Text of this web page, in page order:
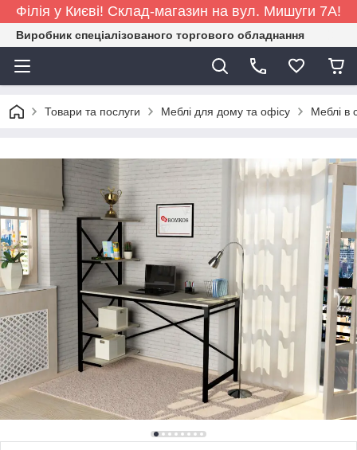
Філія у Києві! Склад-магазин на вул. Мишуги 7А!
Виробник спеціалізованого торгового обладнання
Товари та послуги Меблі для дому та офісу Меблі в